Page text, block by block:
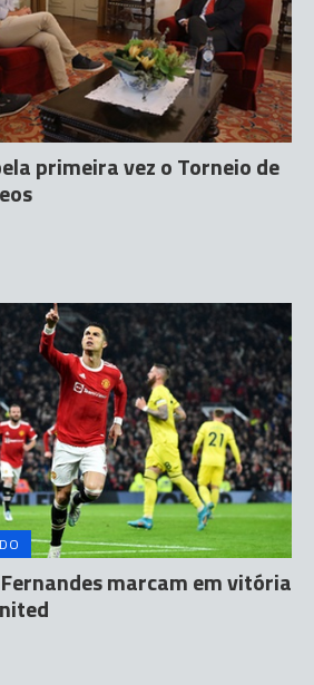
primeira vez o Torneio de
marcam em vitória